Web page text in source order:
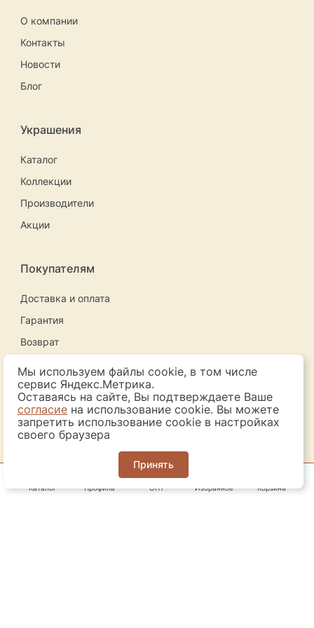
О компании
Контакты
Новости
Блог
Украшения
Каталог
Коллекции
Производители
Акции
Покупателям
Доставка и оплата
Гарантия
Возврат
Контакты
Адрес:
ул. Солониковская, д. 7, офис 16
Мы используем файлы cookie, в том числе
сервис Яндекс.Метрика.
Оставаясь на сайте, Вы подтверждаете Ваше
согласие на использование cookie. Вы можете
запретить использование cookie в настройках
своего браузера
Принять
Каталог Профиль ОПТ Избранное Корзина